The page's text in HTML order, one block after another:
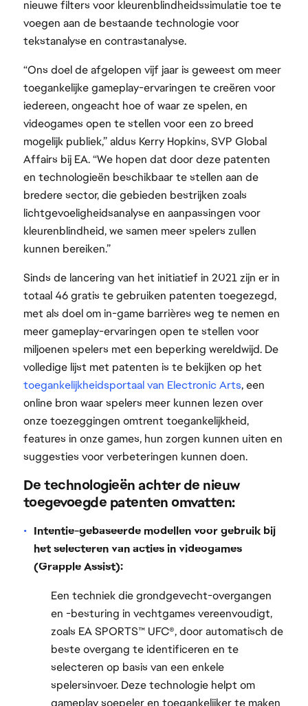
nieuwe filters voor kleurenblindheidssimulatie toe te
voegen aan de bestaande technologie voor
tekstanalyse en contrastanalyse.
“Ons doel de afgelopen vijf jaar is geweest om meer
toegankelijke gameplay-ervaringen te creëren voor
iedereen, ongeacht hoe of waar ze spelen, en
videogames open te stellen voor een zo breed
mogelijk publiek,” aldus Kerry Hopkins, SVP Global
Affairs bij EA. “We hopen dat door deze patenten
en technologieën beschikbaar te stellen aan de
bredere sector, die gebieden bestrijken zoals
lichtgevoeligheidsanalyse en aanpassingen voor
kleurenblindheid, we samen meer spelers zullen
kunnen bereiken.”
Sinds de lancering van het initiatief in 2021 zijn er in
totaal 46 gratis te gebruiken patenten toegezegd,
met als doel om in-game barrières weg te nemen en
meer gameplay-ervaringen open te stellen voor
miljoenen spelers met een beperking wereldwijd. De
volledige lijst met patenten is te bekijken op het
toegankelijkheidsportaal van Electronic Arts, een
online bron waar spelers meer kunnen lezen over
onze toezeggingen omtrent toegankelijkheid,
features in onze games, hun zorgen kunnen uiten en
suggesties voor verbeteringen kunnen doen.
De technologieën achter de nieuw
toegevoegde patenten omvatten:
Intentie-gebaseerde modellen voor gebruik bij
het selecteren van acties in videogames
(Grapple Assist):
Een techniek die grondgevecht-overgangen
en -besturing in vechtgames vereenvoudigt,
zoals EA SPORTS™ UFC®, door automatisch de
beste overgang te identificeren en te
selecteren op basis van een enkele
spelersinvoer. Deze technologie helpt om